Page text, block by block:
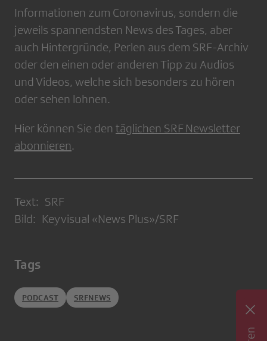
Informationen zum Coronavirus, sondern die
jeweils spannendsten News des Tages, aber
auch Hintergründe, Perlen aus dem SRF-Archiv
oder den einen oder anderen Tipp zu Audios
und Videos, welche sich besonders zu hören
oder sehen lohnen.
Hier können Sie den täglichen SRF Newsletter
abonnieren.
Text: SRF
Bild: Keyvisual «News Plus»/SRF
Tags
PODCAST SRFNEWS